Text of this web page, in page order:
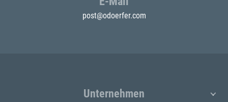
post@odoerfer.com
Unternehmen